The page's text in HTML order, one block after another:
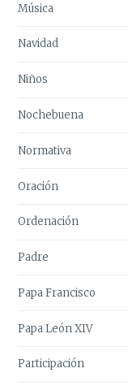
Música
Navidad
Niños
Nochebuena
Normativa
Oración
Ordenación
Padre
Papa Francisco
Papa León XIV
Participación